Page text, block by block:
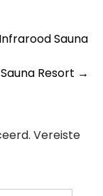
Sauna
Resort →
Vereiste